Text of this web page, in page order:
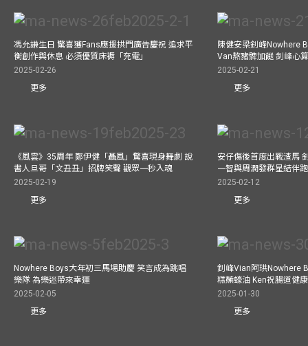
馮允謙生日 驚喜獲Fans應援拱門廣告慶祝 追求平
衡創作與休息 必須優質床褥「充電」
2025-02-26
更多
陳健安梁釗峰Nowhere
Van熬豬髀加餸 釗峰心
2025-02-21
更多
《風雲》35周年 鄭伊健「聶風」驚喜現身舞劇 說
書人旦哥「文丑丑」招牌笑聲 觀眾一秒入魂
2025-02-19
更多
安仔傷後首度出戰渣馬
一智與周潤發群星結伴
2025-02-12
更多
Nowhere Boys大年初三馬場助慶 笑言成為跳唱
樂隊 為樂迷帶來幸運
2025-02-05
更多
釗峰Vian阿珙Nowhere
糕蘸蠔油 Ken祝腸道健康
2025-01-30
更多